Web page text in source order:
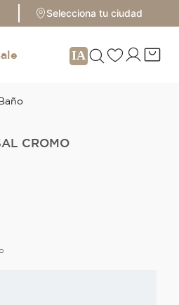
Selecciona tu ciudad
CROMO